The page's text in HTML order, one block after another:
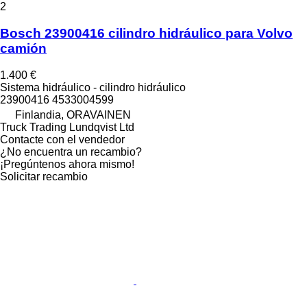
2
Bosch 23900416 cilindro hidráulico para Volvo
camión
1.400 €
Sistema hidráulico - cilindro hidráulico
23900416 4533004599
Finlandia, ORAVAINEN
Truck Trading Lundqvist Ltd
Contacte con el vendedor
¿No encuentra un recambio?
¡Pregúntenos ahora mismo!
Solicitar recambio